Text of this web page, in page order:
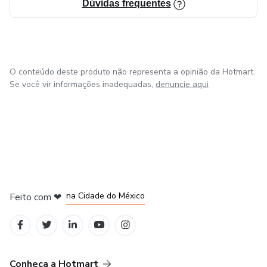
Dúvidas frequentes
O conteúdo deste produto não representa a opinião da Hotmart.
Se você vir informações inadequadas, denuncie aqui
Feito com ❤ na Cidade do México
Conheça a Hotmart